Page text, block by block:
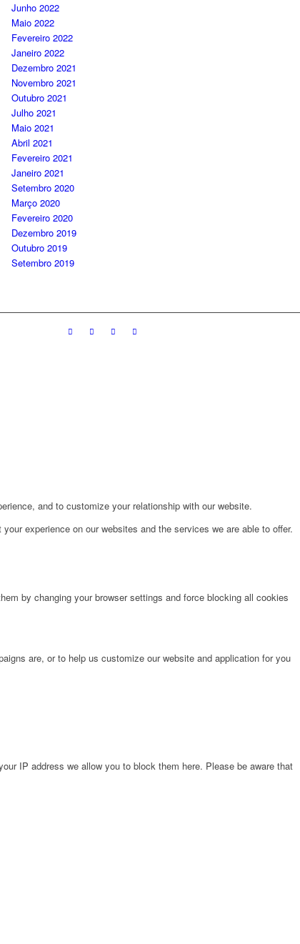
Junho 2022
Maio 2022
Fevereiro 2022
Janeiro 2022
Dezembro 2021
Novembro 2021
Outubro 2021
Julho 2021
Maio 2021
Abril 2021
Fevereiro 2021
Janeiro 2021
Setembro 2020
Março 2020
Fevereiro 2020
Dezembro 2019
Outubro 2019
Setembro 2019
and to customize your relationship with our website.
experience on our websites and the services we are able to offer.
by changing your browser settings and force blocking all cookies
are, or to help us customize our website and application for you
IP address we allow you to block them here. Please be aware that